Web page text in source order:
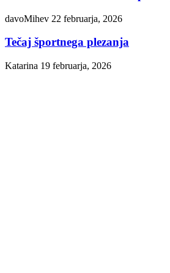
davoMihev 22 februarja, 2026
Tečaj športnega plezanja
Katarina 19 februarja, 2026